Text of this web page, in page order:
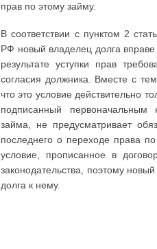
прав по этому займу.
В соответствии с пунктом 2
РФ новый владелец долга
результате уступки прав
согласия должника. Вместе с
что это условие действительно
подписанный первоначальным
займа, не предусматривает
последнего о переходе права
условие, прописанное в
законодательства, поэтому
долга к нему.